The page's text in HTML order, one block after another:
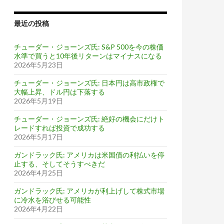
最近の投稿
チューダー・ジョーンズ氏: S&P 500を今の株価
水準で買うと10年後リターンはマイナスになる
2026年5月23日
チューダー・ジョーンズ氏: 日本円は高市政権で
大幅上昇、ドル円は下落する
2026年5月19日
チューダー・ジョーンズ氏: 絶好の機会にだけト
レードすれば投資で成功する
2026年5月17日
ガンドラック氏: アメリカは米国債の利払いを停
止する、そしてそうすべきだ
2026年4月25日
ガンドラック氏: アメリカが利上げして株式市場
に冷水を浴びせる可能性
2026年4月22日